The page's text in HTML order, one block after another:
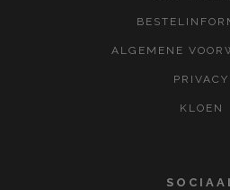
ALGEMENE
PRIVACY
KLOEN